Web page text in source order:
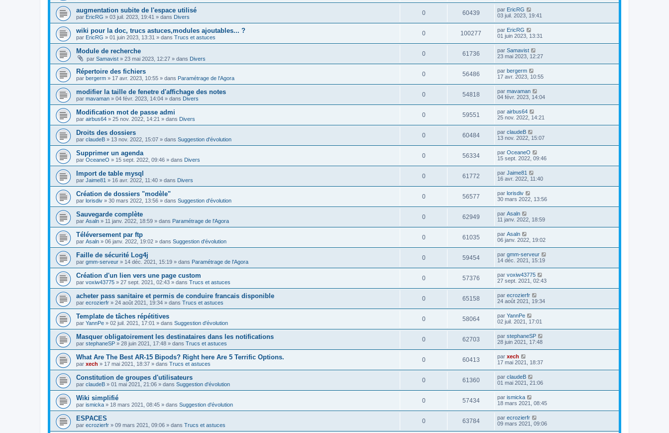
augmentation subite de l'espace utilisé
par EricRG » 03 juil. 2023, 19:41 » dans Divers
0 60439 par EricRG
03 juil. 2023, 19:41
wiki pour la doc, trucs astuces,modules ajoutables... ?
par EricRG » 01 juin 2023, 13:31 » dans Trucs et astuces
0 100277 par EricRG
01 juin 2023, 13:31
Module de recherche
par Samavist » 23 mai 2023, 12:27 » dans Divers
0 61736 par Samavist
23 mai 2023, 12:27
Répertoire des fichiers
par bergerm » 17 avr. 2023, 10:55 » dans Paramétrage de l'Agora
0 56486 par bergerm
17 avr. 2023, 10:55
modifier la taille de fenetre d'affichage des notes
par mavaman » 04 févr. 2023, 14:04 » dans Divers
0 54818 par mavaman
04 févr. 2023, 14:04
Modification mot de passe admi
par airbus64 » 25 nov. 2022, 14:21 » dans Divers
0 59551 par airbus64
25 nov. 2022, 14:21
Droits des dossiers
par claudeB » 13 nov. 2022, 15:07 » dans Suggestion d'évolution
0 60484 par claudeB
13 nov. 2022, 15:07
Supprimer un agenda
par OceaneO » 15 sept. 2022, 09:46 » dans Divers
0 56334 par OceaneO
15 sept. 2022, 09:46
Import de table mysql
par Jaime81 » 16 avr. 2022, 11:40 » dans Divers
0 61772 par Jaime81
16 avr. 2022, 11:40
Création de dossiers "modèle"
par lorisdiv » 30 mars 2022, 13:56 » dans Suggestion d'évolution
0 56577 par lorisdiv
30 mars 2022, 13:56
Sauvegarde complète
par Asaln » 11 janv. 2022, 18:59 » dans Paramétrage de l'Agora
0 62949 par Asaln
11 janv. 2022, 18:59
Téléversement par ftp
par Asaln » 06 janv. 2022, 19:02 » dans Suggestion d'évolution
0 61035 par Asaln
06 janv. 2022, 19:02
Faille de sécurité Log4j
par gmm-serveur » 14 déc. 2021, 15:19 » dans Paramétrage de l'Agora
0 59454 par gmm-serveur
14 déc. 2021, 15:19
Création d'un lien vers une page custom
par voxiw43775 » 27 sept. 2021, 02:43 » dans Trucs et astuces
0 57376 par voxiw43775
27 sept. 2021, 02:43
acheter pass sanitaire et permis de conduire francais disponible
par ecrozierfr » 24 août 2021, 19:34 » dans Trucs et astuces
0 65158 par ecrozierfr
24 août 2021, 19:34
Template de tâches répétitives
par YannPe » 02 juil. 2021, 17:01 » dans Suggestion d'évolution
0 58064 par YannPe
02 juil. 2021, 17:01
Masquer obligatoirement les destinataires dans les notifications
par stephaneSP » 28 juin 2021, 17:48 » dans Trucs et astuces
0 62703 par stephaneSP
28 juin 2021, 17:48
What Are The Best AR-15 Bipods? Right here Are 5 Terrific Options.
par xech » 17 mai 2021, 18:37 » dans Trucs et astuces
0 60413 par xech
17 mai 2021, 18:37
Constitution de groupes d'utilisateurs
par claudeB » 01 mai 2021, 21:06 » dans Suggestion d'évolution
0 61360 par claudeB
01 mai 2021, 21:06
Wiki simplifié
par ismicka » 18 mars 2021, 08:45 » dans Suggestion d'évolution
0 57434 par ismicka
18 mars 2021, 08:45
ESPACES
par ecrozierfr » 09 mars 2021, 09:06 » dans Trucs et astuces
0 63784 par ecrozierfr
09 mars 2021, 09:06